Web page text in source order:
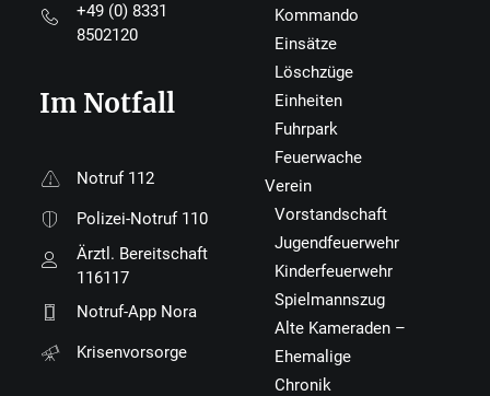
+49 (0) 8331
8502120
Im Notfall
Notruf 112
Polizei-Notruf 110
Ärztl. Bereitschaft
116117
Notruf-App Nora
Krisenvorsorge
Kommando
Einsätze
Löschzüge
Einheiten
Fuhrpark
Feuerwache
Verein
Vorstandschaft
Jugendfeuerwehr
Kinderfeuerwehr
Spielmannszug
Alte Kameraden –
Ehemalige
Chronik